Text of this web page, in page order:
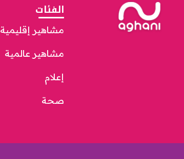
الفئات
مشاهير إقليمية
مشاهير عالمية
إعلام
صحة